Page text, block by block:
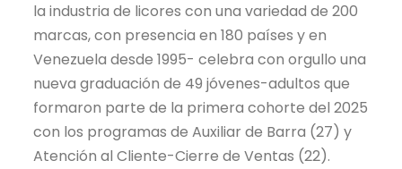
la industria de licores con una variedad de 200
marcas, con presencia en 180 países y en
Venezuela desde 1995- celebra con orgullo una
nueva graduación de 49 jóvenes-adultos que
formaron parte de la primera cohorte del 2025
con los programas de Auxiliar de Barra (27) y
Atención al Cliente-Cierre de Ventas (22).